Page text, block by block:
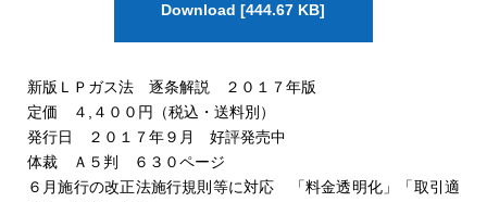
Download [444.67 KB]
新版ＬＰガス法 逐条解説 ２０１７年版
定価 ４,４００円（税込・送料別）
発行日 ２０１７年９月 好評発売中
体裁 Ａ５判 ６３０ページ
６月施行の改正法施行規則等に対応 「料金透明化」「取引適